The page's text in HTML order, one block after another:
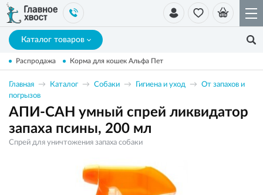
Каталог товаров
Распродажа Корма для кошек Альфа Пет
Главная Каталог Собаки Гигиена и уход
От запахов и
погрызов
АПИ-САН умный спрей ликвидатор
запаха псины, 200 мл
Спрей для уничтожения запаха собаки